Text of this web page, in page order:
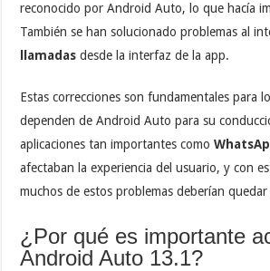
reconocido por Android Auto, lo que hacía
También se han solucionado problemas al
llamadas desde la interfaz de la app.
Estas correcciones son fundamentales para
dependen de Android Auto para su
aplicaciones tan importantes como
afectaban la experiencia del usuario, y con
muchos de estos problemas deberían
¿Por qué es importante
Android Auto 13.1?